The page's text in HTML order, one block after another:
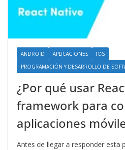
ANDROID APLICACIONES
IOS
PROGRAMACIÓN Y DESARROLLO DE
¿Por qué usar
framework para
aplicaciones
Antes de llegar a responder esta